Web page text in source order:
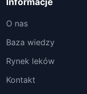
O nas
Baza wiedzy
Rynek leków
Kontakt